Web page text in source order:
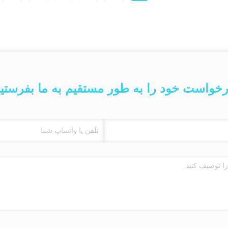
خود را به طور مستقیم به ما